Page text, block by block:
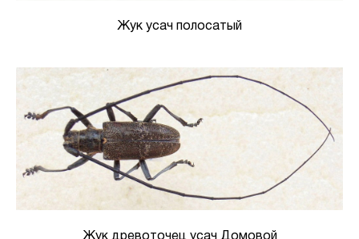
Жук усач полосатый
Жук древоточец усач Домовой